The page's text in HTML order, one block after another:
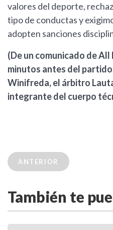
valores del deporte,
tipo de conductas y
adopten sanciones
(De un comunicado de
minutos antes del
Winifreda, el árbitro
integrante del cuerpo
ANTERIOR
También te